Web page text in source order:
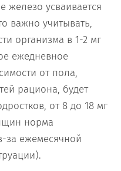
железо усваивается
важно учитывать,
организма в 1-2 мг
ежедневное
от пола,
рациона, будет
от 8 до 18 мг
норма
за ежемесячной